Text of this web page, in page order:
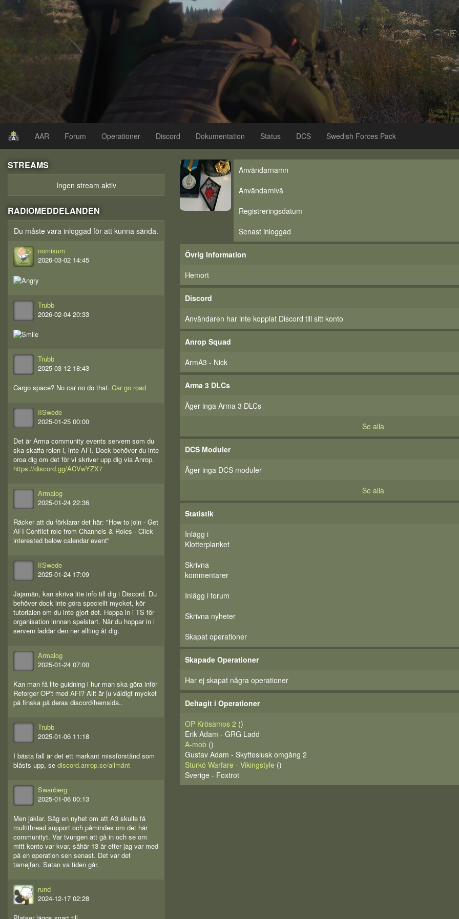
AAR Forum Operationer Discord Dokumentation Status DCS Swedish Forces Pack
STREAMS
Ingen stream aktiv
RADIOMEDDELANDEN
Du måste vara inloggad för att kunna sända.
nomisum
2026-03-02 14:45
Trubb
2026-02-04 20:33
Trubb
2025-03-12 18:43
Cargo space? No car no do that. Car go road
IISwede
2025-01-25 00:00
Det är Arma community events servern som du
ska skaffa rolen i, inte AFI. Dock behöver du inte
oroa dig om det för vi skriver upp dig via Anrop.
https://discord.gg/ACVwYZX7
Armalog
2025-01-24 22:36
Räcker att du förklarar det här: "How to join - Get
AFI Conflict role from Channels & Roles - Click
interested below calendar event"
IISwede
2025-01-24 17:09
Jajamän, kan skriva lite info till dig i Discord. Du
behöver dock inte göra speciellt mycket, kör
tutorialen om du inte gjort det. Hoppa in i TS för
organisation innnan spelstart. När du hoppar in i
servern laddar den ner allting åt dig.
Armalog
2025-01-24 07:00
Kan man få lite guidning i hur man ska göra inför
Reforger OP't med AFI? Allt är ju väldigt mycket
på finska på deras discord/hemsida..
Trubb
2025-01-06 11:18
I bästa fall är det ett markant missförstånd som
blåsts upp, se discord.anrop.se/allmänt
Swanberg
2025-01-06 00:13
Men jäklar. Såg en nyhet om att A3 skulle få
multithread support och påmindes om det här
communityt. Var tvungen att gå in och se om
mitt konto var kvar, såhär 13 år efter jag var med
på en operation sen senast. Det var det
tamejfan. Satan va tiden går.
rund
2024-12-17 02:28
Användarnamn
Användarnivå
Registreringsdatum
Senast inloggad
Övrig Information
Hemort
Discord
Användaren har inte kopplat Discord till sitt konto
Anrop Squad
ArmA3 - Nick
Arma 3 DLCs
Äger inga Arma 3 DLCs
Se alla
DCS Moduler
Äger inga DCS moduler
Se alla
Statistik
Inlägg i
Klotterplanket
Skrivna
kommentarer
Inlägg i forum
Skrivna nyheter
Skapat operationer
Skapade Operationer
Har ej skapat några operationer
Deltagit i Operationer
OP Krösamos 2 ()
Erik Adam - GRG Ladd
A-mob ()
Gustav Adam - Skytteslusk omgång 2
Sturkö Warfare - Vikingstyle ()
Sverige - Foxtrot